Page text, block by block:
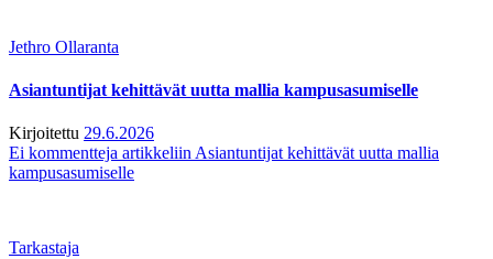
Jethro Ollaranta
Asiantuntijat kehittävät uutta mallia kampusasumiselle
Kirjoitettu 29.6.2026
Ei kommentteja artikkeliin Asiantuntijat kehittävät uutta mallia
kampusasumiselle
Tarkastaja